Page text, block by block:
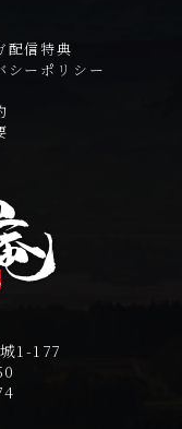
配信特典
シーポリシー
1-177